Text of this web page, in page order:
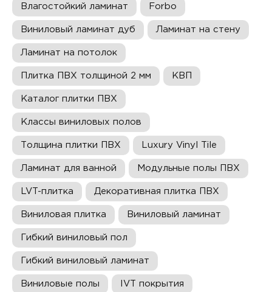
Влагостойкий ламинат Forbo
Виниловый ламинат дуб Ламинат на стену
Ламинат на потолок
Плитка ПВХ толщиной 2 мм КВП
Каталог плитки ПВХ
Классы виниловых полов
Толщина плитки ПВХ Luxury Vinyl Tile
Ламинат для ванной Модульные полы ПВХ
LVT-плитка Декоративная плитка ПВХ
Виниловая плитка Виниловый ламинат
Гибкий виниловый пол
Гибкий виниловый ламинат
Виниловые полы IVT покрытия